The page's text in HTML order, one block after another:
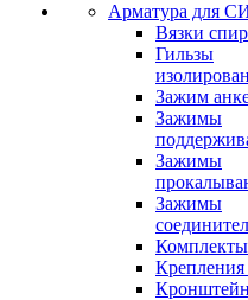
Арматура для
Вязки
Гильзы
Зажим
Зажимы
Зажимы
Зажимы